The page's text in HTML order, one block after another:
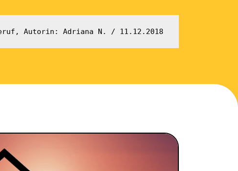
Autorin: Adriana N. / 11.12.2018